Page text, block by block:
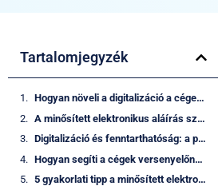
Tartalomjegyzék
Hogyan növeli a digitalizáció a céges versenyképességet?
A minősített elektronikus aláírás szerepe a modern üzleti folyamatokban
Digitalizáció és fenntarthatóság: a papírmentes irodától a hatékony működésig
Hogyan segíti a cégek versenyelőnyét a minősített e-aláírás?
5 gyakorlati tipp a minősített elektronikus aláírás és digitalizáció alkalmazásához: